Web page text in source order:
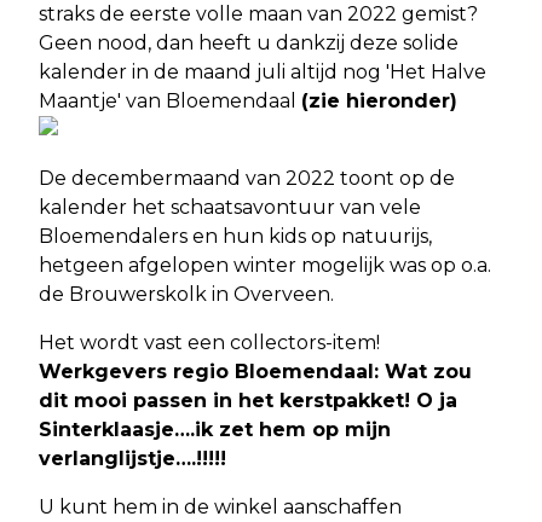
straks de eerste volle maan van 2022 gemist?
Geen nood, dan heeft u dankzij deze solide
kalender in de maand juli altijd nog 'Het Halve
Maantje' van Bloemendaal (zie hieronder)
De decembermaand van 2022 toont op de
kalender het schaatsavontuur van vele
Bloemendalers en hun kids op natuurijs,
hetgeen afgelopen winter mogelijk was op o.a.
de Brouwerskolk in Overveen.
Het wordt vast een collectors-item!
Werkgevers regio Bloemendaal: Wat zou
dit mooi passen in het kerstpakket! O ja
Sinterklaasje….ik zet hem op mijn
verlanglijstje….!!!!!
U kunt hem in de winkel aanschaffen